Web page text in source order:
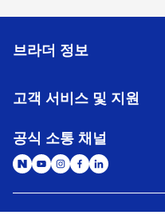
브라더 정보
고객 서비스 및 지원
공식 소통 채널